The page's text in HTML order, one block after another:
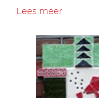
Lees meer